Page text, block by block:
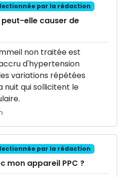
par la rédaction
elle causer de
non traitée est
d'hypertension
variations répétées
nuit qui sollicitent le
par la rédaction
mon appareil PPC ?